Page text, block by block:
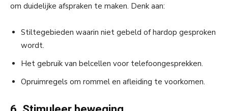
om duidelijke afspraken te maken. Denk aan:
Stiltegebieden waarin niet gebeld of hardop gesproken
wordt.
Het gebruik van belcellen voor telefoongesprekken.
Opruimregels om rommel en afleiding te voorkomen.